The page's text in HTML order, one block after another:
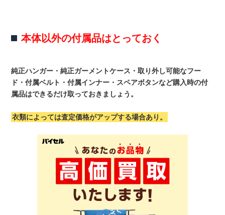
本体以外の付属品はとっておく
純正ハンガー・純正ガーメントケース・取り外し可能なフー
ド・付属ベルト・付属インナー・スペアボタンなど購入時の付
属品はできるだけ取っておきましょう。
衣類によっては査定価格がアップする場合あり。